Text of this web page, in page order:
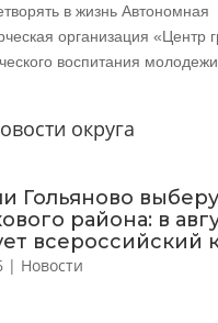
округа
Гольяново
района: в
всероссийский
| Новости
в жизнь Автономная
организация «Центр
воспитания